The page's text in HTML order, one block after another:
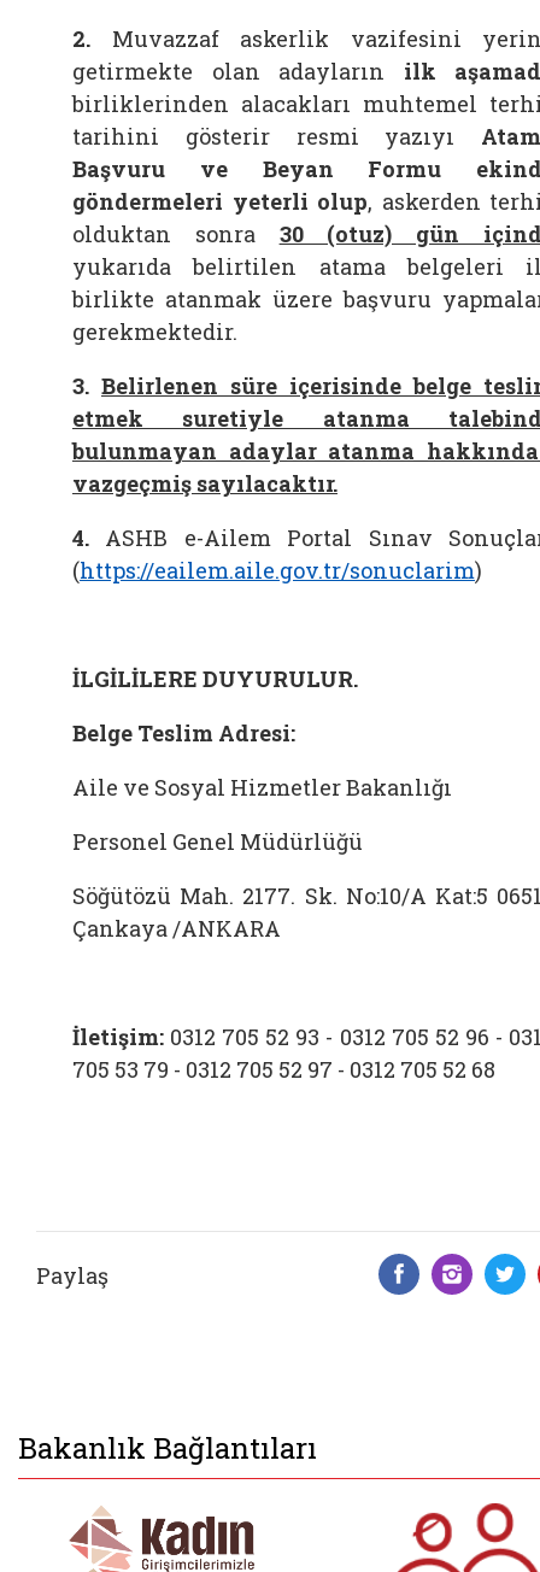
2. Muvazzaf askerlik vazifesini
getirmekte olan adayların ilk
birliklerinden alacakları muhtemel
tarihini gösterir resmi yazıyı
Başvuru ve Beyan Formu
göndermeleri yeterli olup, askerden
olduktan sonra 30 (otuz) gün
yukarıda belirtilen atama belgeleri
birlikte atanmak üzere başvuru
gerekmektedir.
3. Belirlenen süre içerisinde belge
etmek suretiyle atanma
bulunmayan adaylar atanma
vazgeçmiş sayılacaktır.
4. ASHB e-Ailem Portal Sınav
(https://eailem.aile.gov.tr/sonuclarim)
İLGİLİLERE DUYURULUR.
Belge Teslim Adresi:
Aile ve Sosyal Hizmetler Bakanlığı
Personel Genel Müdürlüğü
Söğütözü Mah. 2177. Sk. No:10/A Kat:5
Çankaya /ANKARA
İletişim: 0312 705 52 93 - 0312 705 52 96 -
705 53 79 - 0312 705 52 97 - 0312 705 52 68
Paylaş
Bakanlık Bağlantıları